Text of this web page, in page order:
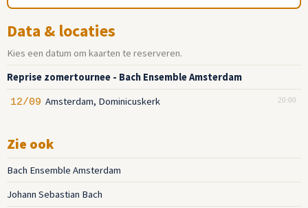
Data & locaties
Kies een datum om kaarten te reserveren.
Reprise zomertournee - Bach Ensemble Amsterdam
20:00
12/09 Amsterdam, Dominicuskerk
Zie ook
Bach Ensemble Amsterdam
Johann Sebastian Bach